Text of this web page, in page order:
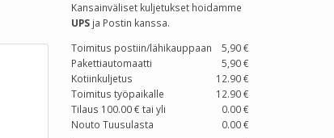
Kansainväliset kuljetukset hoidamme
UPS ja Postin kanssa.
Toimitus postiin/lähikauppaan
5,90 €
Pakettiautomaatti
5,90 €
Kotiinkuljetus
12.90 €
Toimitus työpaikalle
12.90 €
Tilaus 100.00 € tai yli
0.00 €
Nouto Tuusulasta
0.00 €